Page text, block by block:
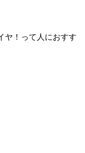
ヤ！って人におすす